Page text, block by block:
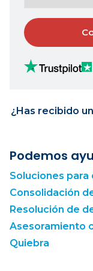
¿Has recibido
Podemos
Soluciones para
Consolidación
Resolución de
Asesoramiento
Quiebra